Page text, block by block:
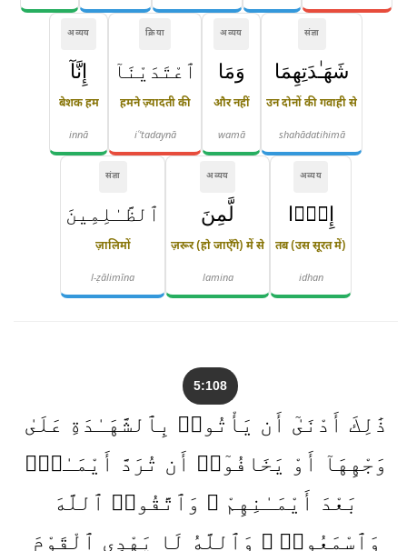
संज्ञा
شَهَـٰدَتِهِمَا
उन दोनों की गवाही से
shahādatihimā
अव्यय
وَمَا
और नहीं
wamā
क्रिया
ٱعْتَدَيْنَآ
हमने ज़्यादती की
iʿ'tadaynā
अव्यय
إِنَّآ
बेशक हम
innā
अव्यय
إِذًۭا
तब (उस सूरत में)
idhan
अव्यय
لَّمِنَ
ज़रूर (हो जाएँगे) में से
lamina
संज्ञा
ٱلظَّـٰلِمِينَ
ज़ालिमों
l-ẓālimīna
5:108
ذَٰلِكَ أَدْنَىٰٓ أَن يَأْتُوا۟ بِٱلشَّهَـٰدَةِ عَلَىٰ
وَجْهِهَآ أَوْ يَخَافُوٓا۟ أَن تُرَدَّ أَيْمَـٰنٌۢ
بَعْدَ أَيْمَـٰنِهِمْ ۗ وَٱتَّقُوا۟ ٱللَّهَ
وَٱسْمَعُوا۟ ۗ وَٱللَّهُ لَا يَهْدِى ٱلْقَوْمَ